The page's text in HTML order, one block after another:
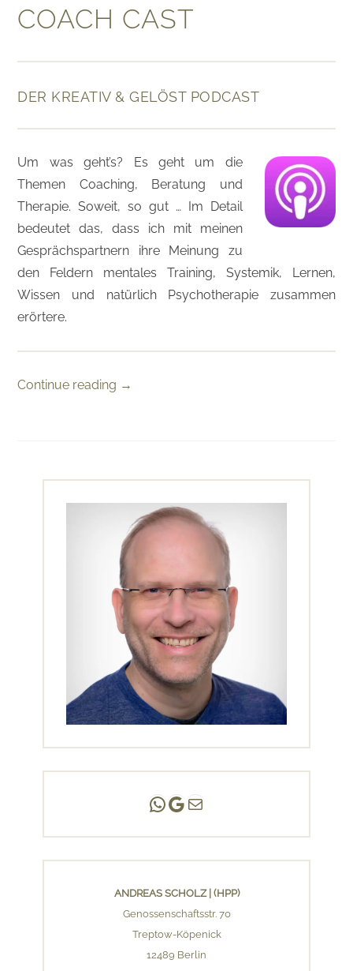
COACH CAST
DER KREATIV & GELÖST PODCAST
Um was geht’s? Es geht um die
Themen Coaching, Beratung und
Therapie. Soweit, so gut … Im Detail
bedeutet das, dass ich mit meinen
Gesprächspartnern ihre Meinung zu
den Feldern mentales Training, Systemik, Lernen,
Wissen und natürlich Psychotherapie zusammen
erörtere.
Continue reading →
Andreas Scholz | (HPP)
Praxis Adlershof
E-Mail an mich ...
ANDREAS SCHOLZ | (HPP)
Genossenschaftsstr. 70
Treptow-Köpenick
12489 Berlin